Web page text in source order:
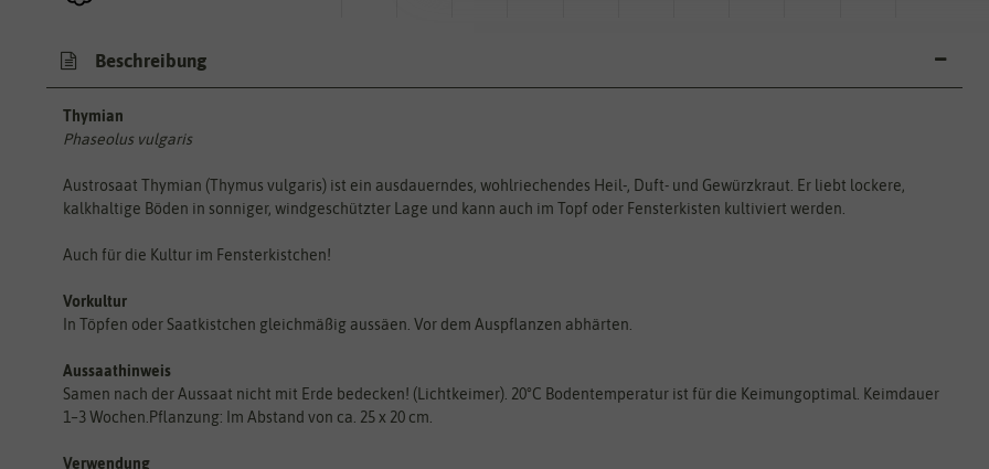
Beschreibung
Thymian
Phaseolus vulgaris
Austrosaat Thymian (Thymus vulgaris) ist ein ausdauerndes, wohlriechendes Heil-, Duft- und Gewürzkraut. Er liebt lockere,
kalkhaltige Böden in sonniger, windgeschützter Lage und kann auch im Topf oder Fensterkisten kultiviert werden.
Auch für die Kultur im Fensterkistchen!
Vorkultur
In Töpfen oder Saatkistchen gleichmäßig aussäen. Vor dem Auspflanzen abhärten.
Aussaathinweis
Samen nach der Aussaat nicht mit Erde bedecken! (Lichtkeimer). 20°C Bodentemperatur ist für die Keimungoptimal. Keimdauer
1–3 Wochen.Pflanzung: Im Abstand von ca. 25 x 20 cm.
Verwendung